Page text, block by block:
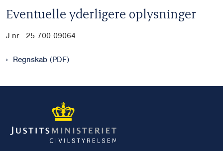
Eventuelle yderligere oplysninger
J.nr. 25-700-09064
Regnskab (PDF)